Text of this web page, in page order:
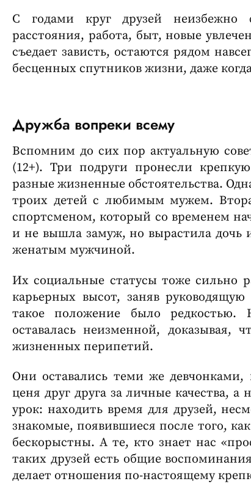
С годами круг друзей неизбежно
расстояния, работа, быт, новые
съедает зависть, остаются рядом
бесценных спутников жизни, даже
Дружба вопреки всему
Вспомним до сих пор актуальную
(12+). Три подруги пронесли
разные жизненные обстоятельства.
троих детей с любимым мужем.
спортсменом, который со временем
и не вышла замуж, но вырастила дочь
женатым мужчиной.
Их социальные статусы тоже сильно
карьерных высот, заняв
такое положение было редкостью.
оставалась неизменной, доказывая,
жизненных перипетий.
Они оставались теми же девчонками,
ценя друг друга за личные качества,
урок: находить время для друзей,
знакомые, появившиеся после того,
бескорыстны. А те, кто знает нас
таких друзей есть общие
делает отношения по-настоящему